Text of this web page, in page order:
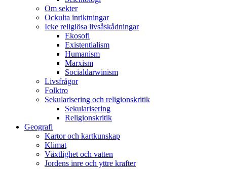
Om sekter
Ockulta inriktningar
Icke religiösa livsåskådningar
Ekosofi
Existentialism
Humanism
Marxism
Socialdarwinism
Livsfrågor
Folktro
Sekularisering och religionskritik
Sekularisering
Religionskritik
Geografi
Kartor och kartkunskap
Klimat
Växtlighet och vatten
Jordens inre och yttre krafter